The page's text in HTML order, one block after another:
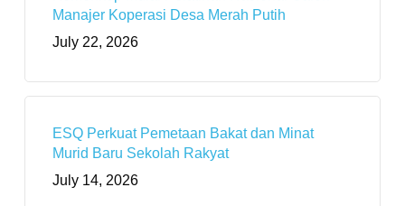
Manajer Koperasi Desa Merah Putih
July 22, 2026
ESQ Perkuat Pemetaan Bakat dan Minat
Murid Baru Sekolah Rakyat
July 14, 2026